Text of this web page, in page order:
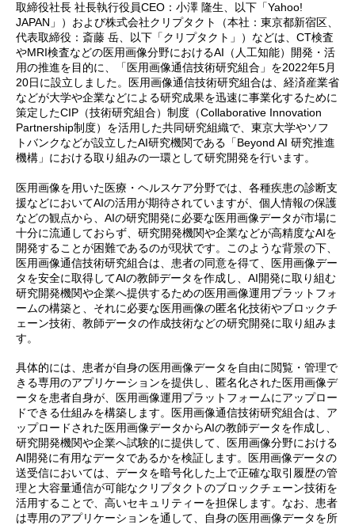
取締役社長 社長執行役員CEO：小澤 隆生、以下「Yahoo!
JAPAN」）および株式会社クリプタクト（本社：東京都新宿区、
代表取締役：斎藤 岳、以下「クリプタクト」）などは、CT検査
やMRI検査などの医用画像分野におけるAI（人工知能）開発・活
用の推進を目的に、「医用画像通信技術研究組合」を2022年5月
20日に設立しました。医用画像通信技術研究組合は、経済産業省
などが大学や企業などによる研究成果を迅速に事業化するために
策定したCIP（技術研究組合）制度（Collaborative Innovation
Partnership制度）を活用した共同研究組織で、東京大学やソフ
トバンクなどが設立したAI研究機関である「Beyond AI 研究推進
機構」における取り組みの一環として研究開発を行います。
医用画像を用いた医療・ヘルスケア分野では、各種疾患の診断支
援などにおいてAIの活用が期待されていますが、個人情報の保護
などの観点から、AIの研究開発に必要な医用画像データが市場に
十分に流通しておらず、研究開発機関や企業などが高精度なAIを
開発することが困難であるのが現状です。このような背景の下、
医用画像通信技術研究組合は、患者の同意を得て、医用画像デー
タを安全に取得してAIの教師データを作成し、AI開発に取り組む
研究開発機関や企業へ提供するための医用画像運用プラットフォ
ームの構築と、それに必要な医用画像の匿名化技術やブロックチ
ェーン技術、教師データの作成技術などの研究開発に取り組みま
す。
具体的には、患者が自身の医用画像データを自由に閲覧・管理で
きる専用のアプリケーションを提供し、匿名化された医用画像デ
ータを患者自身が、医用画像運用プラットフォームにアップロー
ドできる仕組みを構築します。医用画像通信技術研究組合は、ア
ップロードされた医用画像データからAIの教師データを作成し、
研究開発機関や企業へ試験的に提供して、医用画像分野における
AI開発に有用なデータであるかを検証します。医用画像データの
送受信においては、データを暗号化した上で正確な取引履歴の管
理と大容量通信が可能なクリプタクトのブロックチェーン技術を
活用することで、高いセキュリティーを担保します。なお、患者
は専用のアプリケーションを通して、自身の医用画像データを所